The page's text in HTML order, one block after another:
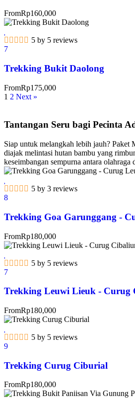
FromRp160,000
5 by 5 reviews
7
Trekking Bukit Daolong
FromRp175,000
1 2 Next »
Tantangan Seru bagi Pecinta
Siap untuk melangkah lebih jauh?
diajak melintasi hutan bambu yang
keseimbangan sempurna antara
5 by 3 reviews
8
Trekking Goa Garunggang -
FromRp180,000
5 by 5 reviews
7
Trekking Leuwi Lieuk - Curug
FromRp180,000
5 by 5 reviews
9
Trekking Curug Ciburial
FromRp180,000